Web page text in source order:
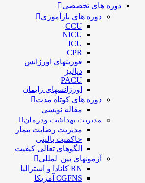
دوره های تخصصی
دوره های بازآموزی
CCU
NICU
ICU
CPR
فوریتهای اورژانس
دیالیز
PACU
اورژانسهای زایمان
دوره های کوتاه مدت
مقاله نویسی
مدیریت بهداشت ودرمان
مديريت رضايت بيمار
حاكميت بالينی
الگوهای تعالی کيفيت
آزمونهای بین المللی
RN کانادا و استرالیا
CGFNS آمریکا